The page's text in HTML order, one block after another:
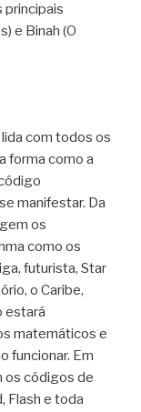
principais
e Binah (O
com todos os
forma como a
manifestar. Da
os
como os
futurista, Star
o Caribe,
estará
matemáticos e
funcionar. Em
os códigos de
Flash e toda